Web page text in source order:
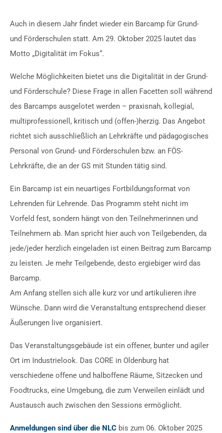
Auch in diesem Jahr findet wieder ein Barcamp für Grund-
und Förderschulen statt. Am 29. Oktober 2025 lautet das
Motto „Digitalität im Fokus“.
Welche Möglichkeiten bietet uns die Digitalität in der Grund-
und Förderschule? Diese Frage in allen Facetten soll während
des Barcamps ausgelotet werden – praxisnah, kollegial,
multiprofessionell, kritisch und (offen-)herzig. Das Angebot
richtet sich ausschließlich an Lehrkräfte und pädagogisches
Personal von Grund- und Förderschulen bzw. an FÖS-
Lehrkräfte, die an der GS mit Stunden tätig sind.
Ein Barcamp ist ein neuartiges Fortbildungsformat von
Lehrenden für Lehrende. Das Programm steht nicht im
Vorfeld fest, sondern hängt von den Teilnehmerinnen und
Teilnehmern ab. Man spricht hier auch von Teilgebenden, da
jede/jeder herzlich eingeladen ist einen Beitrag zum Barcamp
zu leisten. Je mehr Teilgebende, desto ergiebiger wird das
Barcamp.
Am Anfang stellen sich alle kurz vor und artikulieren ihre
Wünsche. Dann wird die Veranstaltung entsprechend dieser
Äußerungen live organisiert.
Das Veranstaltungsgebäude ist ein offener, bunter und agiler
Ort im Industrielook. Das CORE in Oldenburg hat
verschiedene offene und halboffene Räume, Sitzecken und
Foodtrucks, eine Umgebung, die zum Verweilen einlädt und
Austausch auch zwischen den Sessions ermöglicht.
Anmeldungen sind über die NLC bis zum 06. Oktober 2025